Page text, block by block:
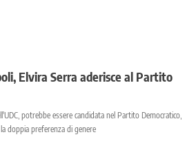
Elvira Serra aderisce al Partito
potrebbe essere candidata nel Partito Democratico,
doppia preferenza di genere